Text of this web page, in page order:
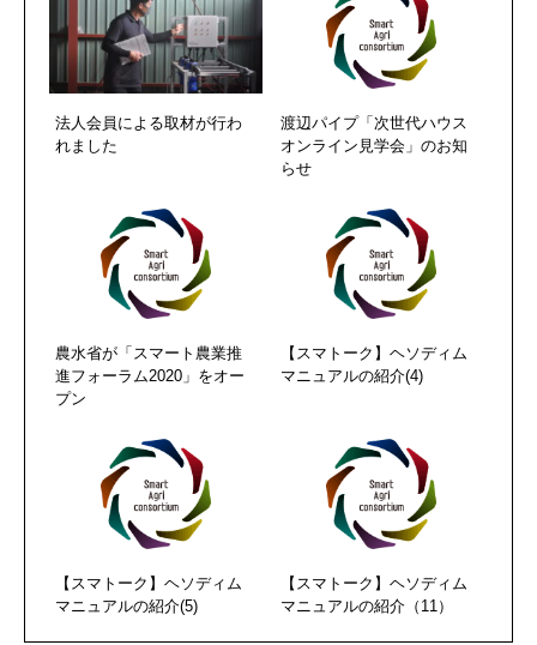
法人会員による取材が行わ
れました
渡辺パイプ「次世代ハウス
オンライン見学会」のお知
らせ
農水省が「スマート農業推
進フォーラム2020」をオー
プン
【スマトーク】ヘソディム
マニュアルの紹介(4)
【スマトーク】ヘソディム
マニュアルの紹介(5)
【スマトーク】ヘソディム
マニュアルの紹介（11）